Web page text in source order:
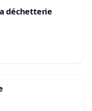
déchetterie